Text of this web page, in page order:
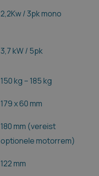
2,2Kw / 3pk mono
3,7 kW / 5pk
150 kg – 185 kg
179 x 60 mm
180 mm (vereist
optionele motorrem)
122 mm